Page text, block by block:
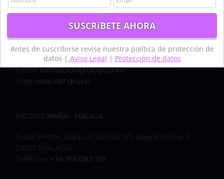
TYC GIS ESPAÑA – MADRID
Calle Bravo Murillo 50, 1ºC,
28003, MADRID
Teléfono:+34 910 325 482
+34 635 619 882
Email:formacion@tycgis.com
Web: web del grupo
TYC GIS ESPAÑA – MÁLAGA
Avda. Pintor Joaquín Sorolla 137, Bajo (Oficina 1)
29017 MÁLAGA
Teléfono: +34 951 082 319
Antes de suscribirse revise nuestra política de protección de
datos | Aviso Legal | Protección de datos